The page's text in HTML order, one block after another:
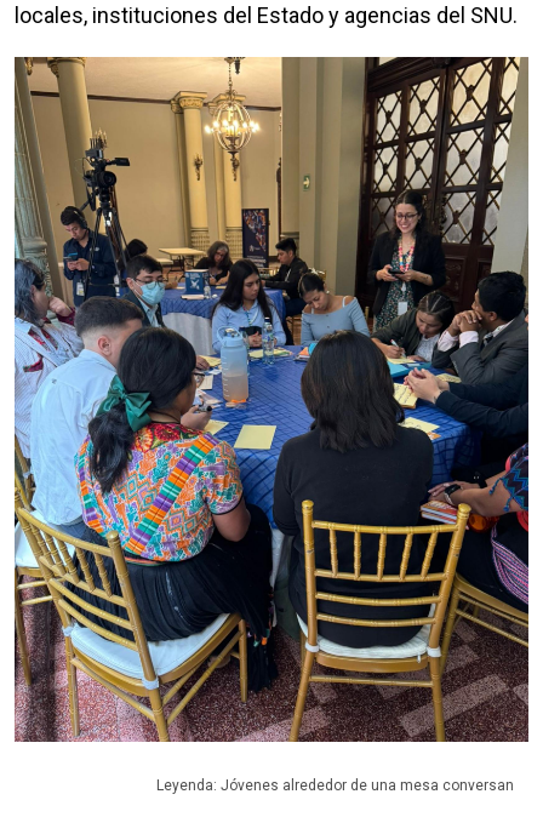
locales, instituciones del Estado y agencias del SNU.
Leyenda: Jóvenes alrededor de una mesa conversan